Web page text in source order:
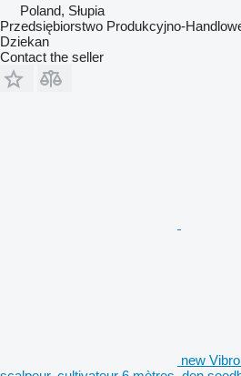
Poland, Słupia
Przedsiębiorstwo Produkcyjno-
Dziekan
Contact the seller
new